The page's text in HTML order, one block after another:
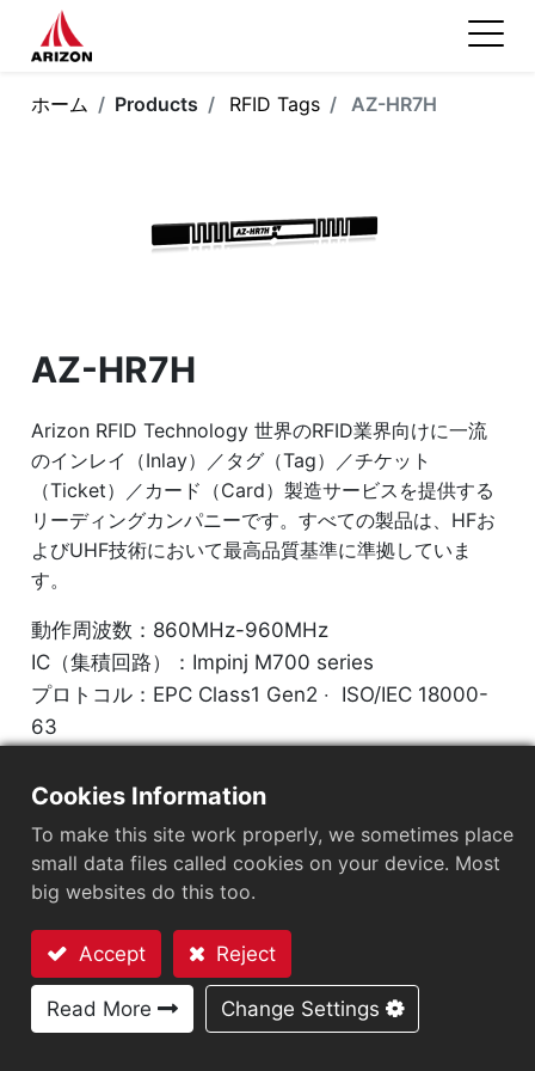
ホーム Products RFID Tags AZ-HR7H
AZ-HR7H
Arizon RFID Technology 世界のRFID業界向けに一流
のインレイ（Inlay）／タグ（Tag）／チケット
（Ticket）／カード（Card）製造サービスを提供する
リーディングカンパニーです。すべての製品は、HFお
よびUHF技術において最高品質基準に準拠していま
す。
動作周波数：860MHz-960MHz
IC（集積回路）：Impinj M700 series
プロトコル：EPC Class1 Gen2 ‧ ISO/IEC 18000-
63
市場セグメント
チップ：Impinj M700 Series
アンテナサイズ（mm）：60x4
EPCメモリ：128 bits/96 bits
User Memory ：0/32 bits
お問い合わせ
Cookies Information
To make this site work properly, we sometimes place
small data files called cookies on your device. Most
big websites do this too.
Accept Reject
Read More Change Settings